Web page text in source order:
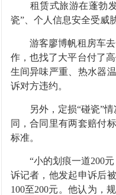
租赁式旅游在蓬勃发
瓷”、个人信息安全受威
游客廖博帆租房车去
作，也找了大平台付了
生间异味严重、热水器
诉对方违约。
另外，定损“碰瓷”情
同，合同里有两套赔付
标准。
“小的划痕一道200元
诉记者，他发起申诉后
100至200元。他认为，